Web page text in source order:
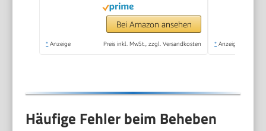
Trapezkorrektur, WiFi
6 und Bluetooth 5.4,
180° Dreh Projektor
Bei Amazon ansehen
* Anzeige Preis inkl. MwSt., zzgl. Versandkosten * Anzeige
Häufige Fehler beim Beheben